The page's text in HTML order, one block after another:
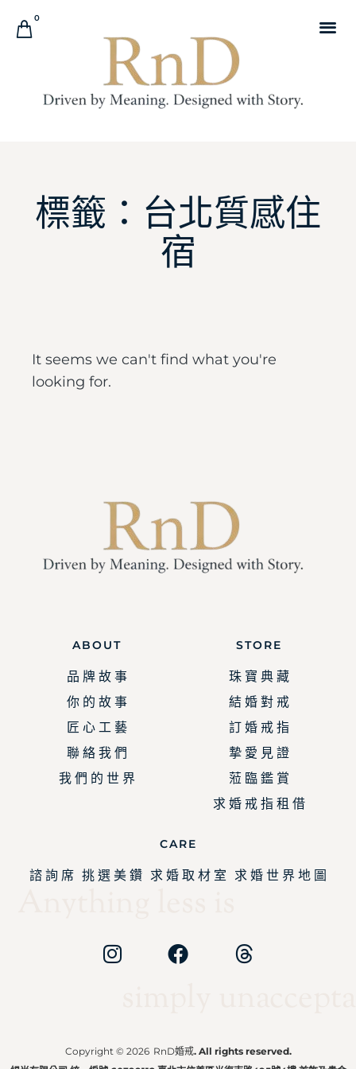
0
標籤：台北質感住
宿
It seems we can't find what you're
looking for.
ABOUT
品 牌 故 事
你 的 故 事
匠 心 工 藝
聯 絡 我 們
我 們 的 世 界
STORE
珠 寶 典 藏
結 婚 對 戒
訂 婚 戒 指
摯 愛 見 證
蒞 臨 鑑 賞
求 婚 戒 指 租 借
CARE
諮 詢 席 挑 選 美 鑽 求 婚 取 材 室 求 婚 世 界 地 圖
Copyright © 2026 RnD婚戒. All rights reserved.